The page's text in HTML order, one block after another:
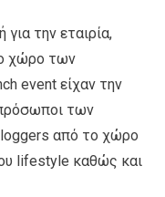
για την εταιρία,
χώρο των
event είχαν την
των
από το χώρο
lifestyle καθώς και